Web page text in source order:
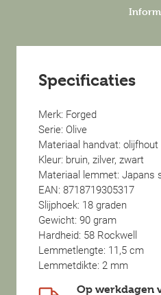
Specificaties
Merk: Forged
Serie: Olive
Materiaal handvat: olijfhout
Kleur: bruin, zilver, zwart
Materiaal lemmet: Japans
EAN: 8718719305317
Slijphoek: 18 graden
Gewicht: 90 gram
Hardheid: 58 Rockwell
Lemmetlengte: 11,5 cm
Lemmetdikte: 2 mm
Op werkdagen